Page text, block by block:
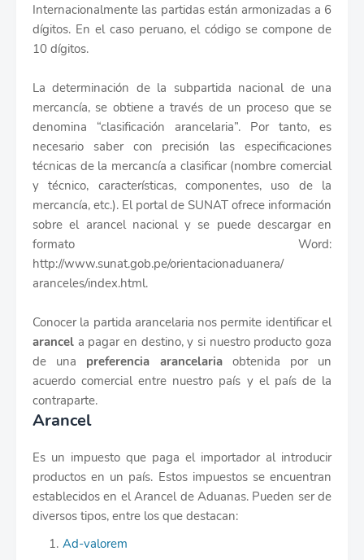
Internacionalmente las partidas están armonizadas a 6
dígitos. En el caso peruano, el código se compone de
10 dígitos.
La determinación de la subpartida nacional de una
mercancía, se obtiene a través de un proceso que se
denomina “clasificación arancelaria”. Por tanto, es
necesario saber con precisión las especificaciones
técnicas de la mercancía a clasificar (nombre comercial
y técnico, características, componentes, uso de la
mercancía, etc.). El portal de SUNAT ofrece información
sobre el arancel nacional y se puede descargar en
formato Word:
http://www.sunat.gob.pe/orientacionaduanera/
aranceles/index.html.
Conocer la partida arancelaria nos permite identificar el
arancel a pagar en destino, y si nuestro producto goza
de una preferencia arancelaria obtenida por un
acuerdo comercial entre nuestro país y el país de la
contraparte.
Arancel
Es un impuesto que paga el importador al introducir
productos en un país. Estos impuestos se encuentran
establecidos en el Arancel de Aduanas. Pueden ser de
diversos tipos, entre los que destacan:
Ad-valorem